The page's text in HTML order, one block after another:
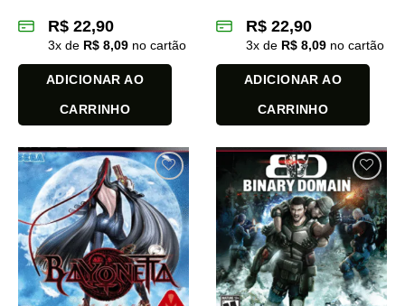
R$ 22,90
3x de R$ 8,09 no cartão
ADICIONAR AO
CARRINHO
R$ 22,90
3x de R$ 8,09 no cartão
ADICIONAR AO
CARRINHO